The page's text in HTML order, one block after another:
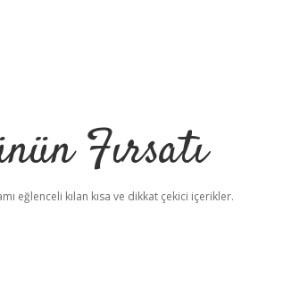
Fırsatı
eğlenceli kılan kısa ve dikkat çekici içerikler.